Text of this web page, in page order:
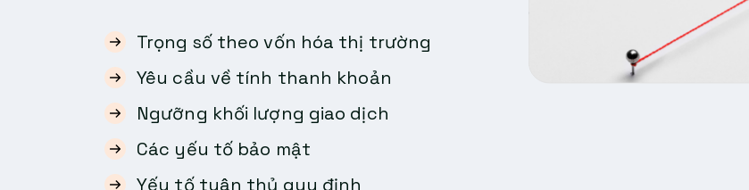
Trọng số theo vốn hóa thị trường
Yêu cầu về tính thanh khoản
Ngưỡng khối lượng giao dịch
Các yếu tố bảo mật
Yếu tố tuân thủ quy định